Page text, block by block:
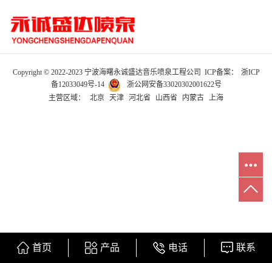
Copyright © 2022-2023 宁波海曙永诚盛达音乐喷泉工程公司 ICP备案：
浙ICP
备12033049号-14
浙公网安备33020302001622号
主营区域：
北京 天津 河北省 山西省 内蒙古 上海
首页 产品 电话 联系